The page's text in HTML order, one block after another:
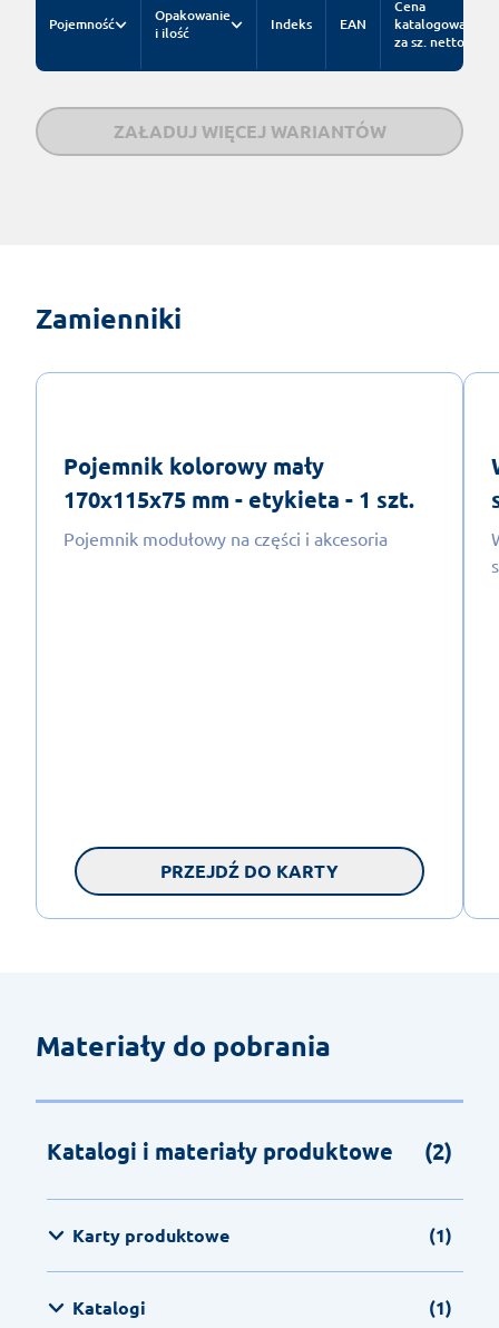
Pojemność
Opakowanie
i ilość
Indeks EAN
Cena
katalogowa
za sz. netto
ZAŁADUJ WIĘCEJ WARIANTÓW
Zamienniki
Pojemnik kolorowy mały
170x115x75 mm - etykieta - 1 szt.
Pojemnik modułowy na części i akcesoria
PRZEJDŹ DO KARTY
Materiały do pobrania
Katalogi i materiały produktowe (2)
Karty produktowe (1)
Katalogi (1)